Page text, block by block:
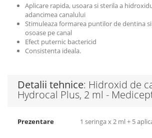
Aplicare rapida, usoara si sterila a
adancimea canalului
Stimuleaza formarea puntilor de dentina
osoase pe canal
Efect puternic bactericid
Consistenta ideala.
Detalii tehnice: Hidroxid de
Hydrocal Plus, 2 ml -
Prezentare 1 seringa x 2 ml + 5